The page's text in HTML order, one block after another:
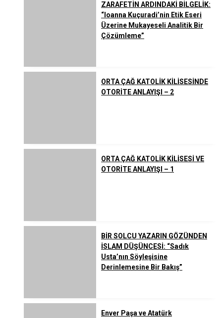
ZARAFETİN ARDINDAKİ BİLGELİK:
“Ioanna Kuçuradi’nin Etik Eseri
Üzerine Mukayeseli Analitik Bir
Çözümleme”
ORTA ÇAĞ KATOLİK KİLİSESİNDE
OTORİTE ANLAYIŞI – 2
ORTA ÇAĞ KATOLİK KİLİSESİ VE
OTORİTE ANLAYIŞI – 1
BİR SOLCU YAZARIN GÖZÜNDEN
İSLAM DÜŞÜNCESİ: “Sadık
Usta’nın Söyleşisine
Derinlemesine Bir Bakış”
Enver Paşa ve Atatürk